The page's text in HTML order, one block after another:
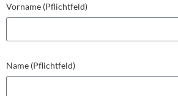
Vorname (Pflichtfeld)
Name (Pflichtfeld)